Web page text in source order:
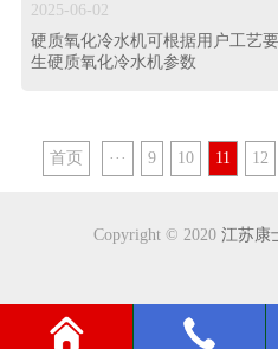
2025-06-02
硬质氧化冷水机可根据用户工艺
生硬质氧化冷水机参数
首页 ··· 9 10 11 12
Copyright © 2020 江苏康